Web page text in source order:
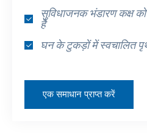
सुविधाजनक भंडारण कक्ष
है
घन के टुकड़ों में स्वचालित
एक समाधान प्राप्त करें